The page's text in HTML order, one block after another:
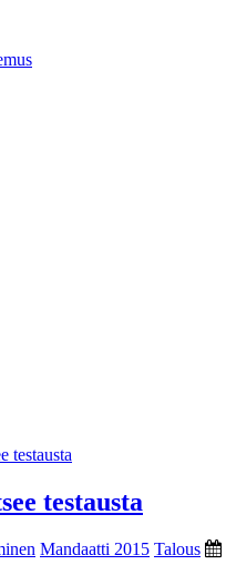
testausta
Mandaatti 2015 Talous